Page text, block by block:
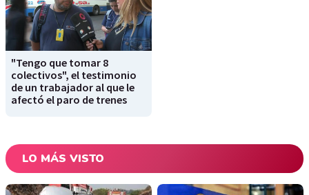
"Tengo que tomar 8
colectivos", el testimonio
de un trabajador al que le
afectó el paro de trenes
LO MÁS VISTO